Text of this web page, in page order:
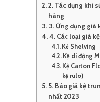
2. Tác dụng khi
hàng
3. Ứng dụng giá
4. Các loại giá
Kệ Shelving
Kệ di động
Kệ Carton
kệ rulo)
5. Báo giá kệ
nhất 2023